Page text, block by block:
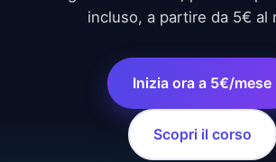
incluso, a partire da 5€ al
Inizia ora a 5€/mese
Scopri il corso